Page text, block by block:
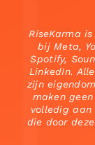
RiseKarma
bij Meta,
Spotify,
LinkedIn.
zijn
maken
volledig aan
die door